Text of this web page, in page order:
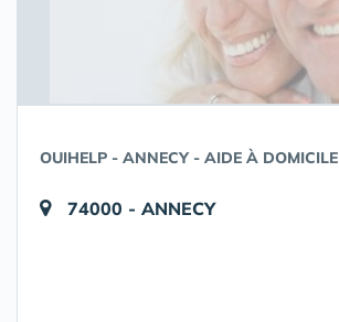
OUIHELP - ANNECY - AIDE À DOMICILE
74000 - ANNECY